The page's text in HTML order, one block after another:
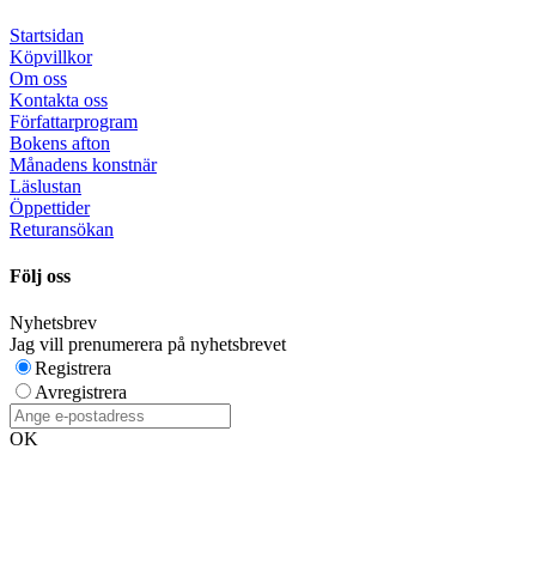
Startsidan
Köpvillkor
Om oss
Kontakta oss
Författarprogram
Bokens afton
Månadens konstnär
Läslustan
Öppettider
Returansökan
Följ oss
Nyhetsbrev
Jag vill prenumerera på nyhetsbrevet
Registrera
Avregistrera
OK